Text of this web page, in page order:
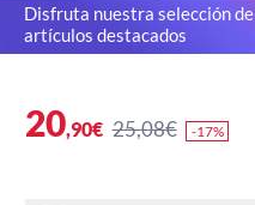
Disfruta nuestra selección de
artículos destacados
20,90€ 25,08€ -17%